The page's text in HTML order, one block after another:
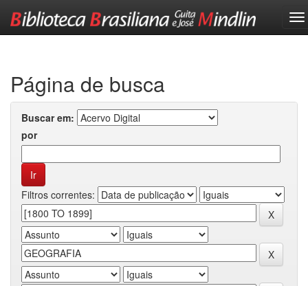
Página de busca
Buscar em:
por
Filtros correntes: